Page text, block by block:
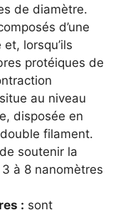
de diamètre.
d’une
lorsqu’ils
protéiques de
au niveau
disposée en
filament.
soutenir la
à 8 nanomètres
: sont